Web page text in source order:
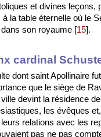
et divines leçons,
la table éternelle où le
son royaume [15].
cardinal
dont saint Apollinaire
que le siège de
devint la résidence
les évêques
relations avec les
pas ne pas